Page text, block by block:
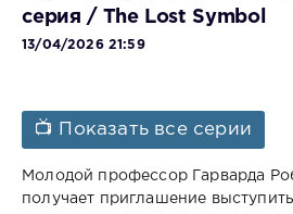
серия / The Lost Symbol
13/04/2026 21:59
📺 Показать все серии
Молодой профессор Гарварда
получает приглашение